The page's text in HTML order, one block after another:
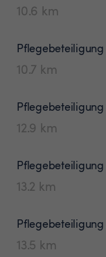
10.6 km
Pflegebeteiligung
10.7 km
Pflegebeteiligung
12.9 km
Pflegebeteiligung
13.2 km
Pflegebeteiligung
13.5 km